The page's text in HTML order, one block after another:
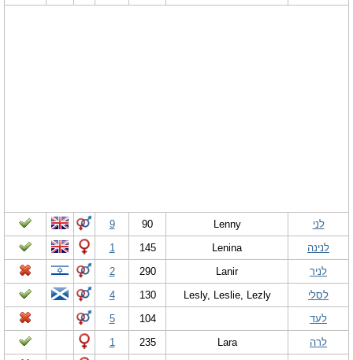
לני Lenny
90
9
לנינה
Lenina
145
1
לניר
Lanir
290
2
לסלי
Lesly, Leslie, Lezly
130
4
לעד
104
5
לרה
Lara
235
1